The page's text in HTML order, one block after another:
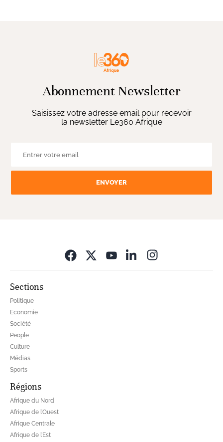
Abonnement Newsletter
Saisissez votre adresse email pour recevoir
la newsletter Le360 Afrique
ENVOYER
Sections
Politique
Economie
Société
People
Culture
Médias
Sports
Régions
Afrique du Nord
Afrique de l’Ouest
Afrique Centrale
Afrique de l’Est